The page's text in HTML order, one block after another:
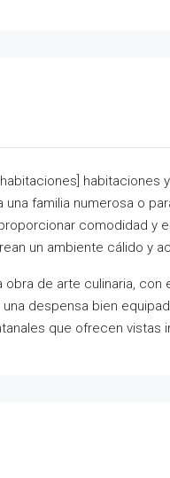
habitaciones
una familia numerosa o
comodidad y
un ambiente cálido y
obra de arte culinaria,
una despensa bien
que ofrecen vistas